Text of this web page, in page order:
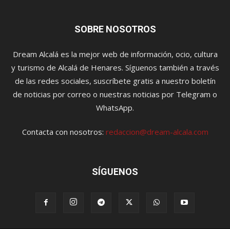
SOBRE NOSOTROS
Dream Alcalá es la mejor web de información, ocio, cultura
y turismo de Alcalá de Henares. Síguenos también a través
de las redes sociales, suscríbete gratis a nuestro boletín
de noticias por correo o nuestras noticias por Telegram o
WhatsApp.
Contacta con nosotros: redaccion@dream-alcala.com
SÍGUENOS